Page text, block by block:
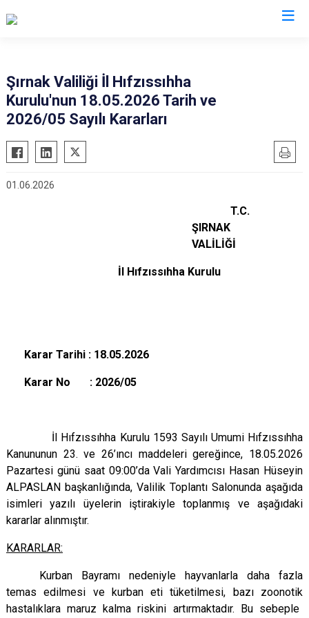
Şırnak Valiliği İl Hıfzıssıhha
Kurulu'nun 18.05.2026 Tarih ve
2026/05 Sayılı Kararları
01.06.2026
T.C.
ŞIRNAK
VALİLİĞİ
İl Hıfzıssıhha Kurulu
Karar Tarihi : 18.05.2026
Karar No : 2026/05
İl Hıfzıssıhha Kurulu 1593 Sayılı Umumi Hıfzıssıhha
Kanununun 23. ve 26’ıncı maddeleri gereğince, 18.05.2026
Pazartesi günü saat 09:00’da Vali Yardımcısı Hasan Hüseyin
ALPASLAN başkanlığında, Valilik Toplantı Salonunda aşağıda
isimleri yazılı üyelerin iştirakiyle toplanmış ve aşağıdaki
kararlar alınmıştır.
KARARLAR:
Kurban Bayramı nedeniyle hayvanlarla daha fazla
temas edilmesi ve kurban eti tüketilmesi, bazı zoonotik
hastalıklara maruz kalma riskini artırmaktadır. Bu sebeple